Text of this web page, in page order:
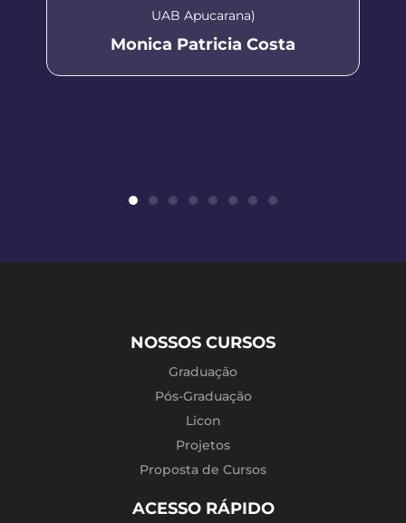
UAB Apucarana)
Monica Patricia Costa
NOSSOS CURSOS
Graduação
Pós-Graduação
Licon
Projetos
Proposta de Cursos
ACESSO RÁPIDO